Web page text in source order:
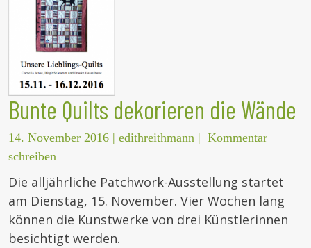
Bunte Quilts dekorieren die Wände
14. November 2016 | edithreithmann | Kommentar
schreiben
Die alljährliche Patchwork-Ausstellung startet
am Dienstag, 15. November. Vier Wochen lang
können die Kunstwerke von drei Künstlerinnen
besichtigt werden.